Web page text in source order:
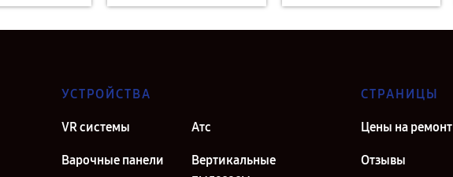
УСТРОЙСТВА
VR системы Атс
Варочные панели
Вертикальные
СТРАНИЦЫ
Цены на ремонт
Отзывы